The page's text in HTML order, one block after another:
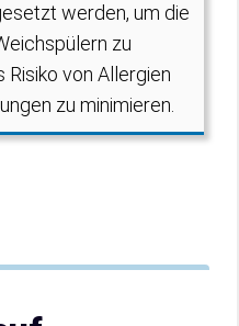
werden, um die
zu
Risiko von Allergien
zu minimieren.